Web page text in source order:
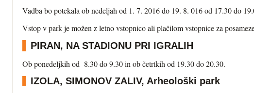
Vadba bo potekala ob nedeljah od 1. 7. 2016 do 19. 8. 016 od 17.30 do
Vstop v park je možen z letno vstopnico ali plačilom vstopnice za
PIRAN, NA STADIONU PRI IGRALIH
Ob ponedeljkih od 8.30 do 9.30 in ob četrtkih od 19.30 do 20.30.
IZOLA, SIMONOV ZALIV, Arheološki park